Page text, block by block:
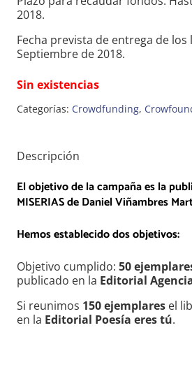
2018.
Fecha prevista de entrega de los
Septiembre de 2018.
Sin existencias
Categorías: Crowdfunding,
Descripción
El objetivo de la campaña es la
MISERIASde Daniel Viñambres
Hemos establecido dos objetivos:
Objetivo cumplido: 50
publicado en la Editorial
Si reunimos 150 ejemplares el
en la Editorial Poesía eres tú.